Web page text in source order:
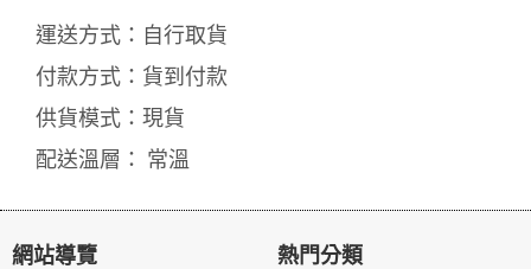
運送方式：自行取貨
付款方式：貨到付款
供貨模式：現貨
配送溫層： 常溫
網站導覽 熱門分類